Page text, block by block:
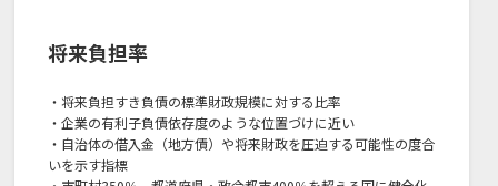
将来負担率
・将来負担すき負債の標準財政規模に対する比率
・企業の有利子負債依存度のような位置づけに近い
・自治体の借入金（地方債）や将来財政を圧迫する可能性の度合
いを示す指標